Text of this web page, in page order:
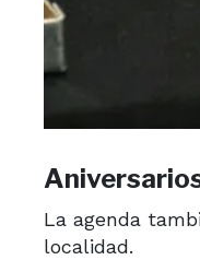
La agenda
localidad.